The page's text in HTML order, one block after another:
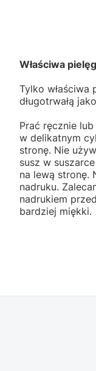
Właściwa
Tylko właściwa
długotrwałą
Prać ręcznie
w delikatnym
stronę. Nie
susz w
na lewą stronę.
nadruku.
nadrukiem
bardziej miękki.